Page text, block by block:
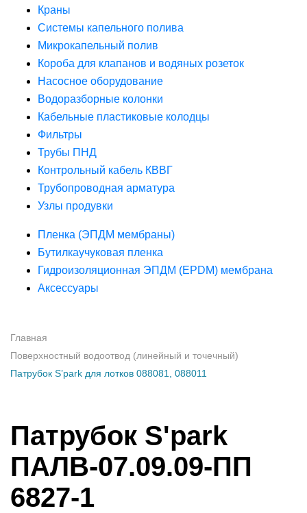
Краны
Системы капельного полива
Микрокапельный полив
Короба для клапанов и водяных розеток
Насосное оборудование
Водоразборные колонки
Кабельные пластиковые колодцы
Фильтры
Трубы ПНД
Контрольный кабель КВВГ
Трубопроводная арматура
Узлы продувки
Пленка (ЭПДМ мембраны)
Бутилкаучуковая пленка
Гидроизоляционная ЭПДМ (EPDM) мембрана
Аксессуары
Главная
Поверхностный водоотвод (линейный и точечный)
Патрубок S’park для лотков 088081, 088011
Патрубок S'park
ПАЛВ-07.09.09-ПП
6827-1